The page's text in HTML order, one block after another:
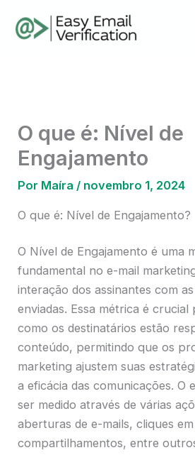
para
O que é: Nível de
Engajamento
Por Maíra / novembro 1, 2024
O que é: Nível de Engajamento?
O Nível de Engajamento é uma
fundamental no e-mail
interação dos assinantes com
enviadas. Essa métrica é
como os destinatários estão
conteúdo, permitindo que os
marketing ajustem suas
a eficácia das comunicações. O
ser medido através de várias
aberturas de e-mails, cliques
compartilhamentos, entre